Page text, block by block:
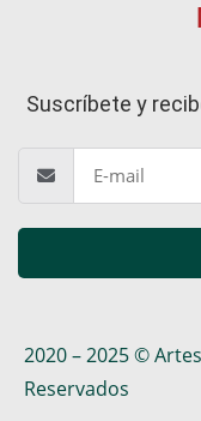
Suscríbete y
2020 – 2025 ©
Reservados